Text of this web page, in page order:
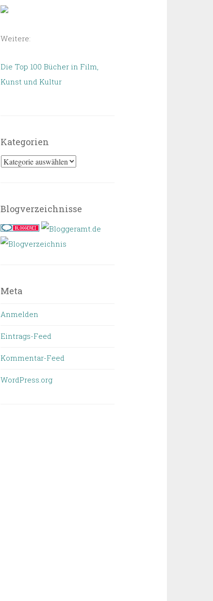
Weitere:
Die Top 100 Bücher in Film,
Kunst und Kultur
Kategorien
Kategorien
Blogverzeichnisse
Meta
Anmelden
Eintrags-Feed
Kommentar-Feed
WordPress.org